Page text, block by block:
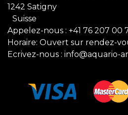
1242 Satigny
Suisse
Appelez-nous : +41 76 207 00
Horaire: Ouvert sur rendez-
Ecrivez-nous : info@aquario-